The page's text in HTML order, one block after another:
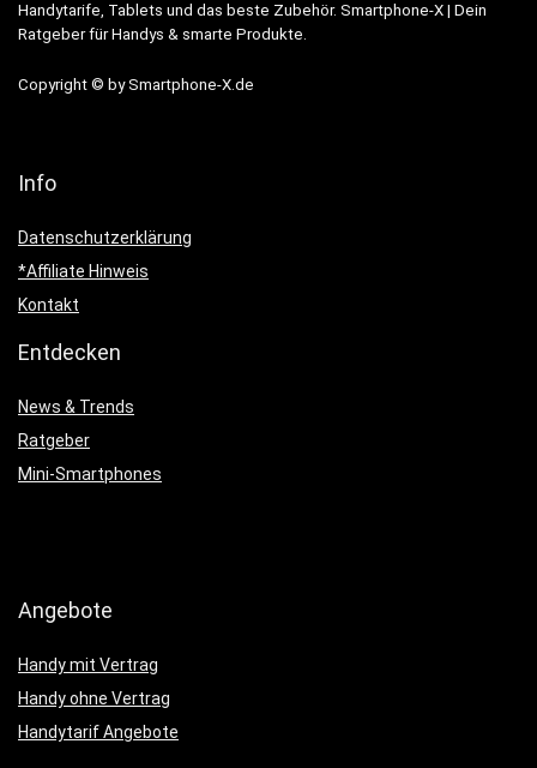
Handytarife, Tablets und das beste Zubehör. Smartphone-X | Dein
Ratgeber für Handys & smarte Produkte.
Copyright © by Smartphone-X.de
Info
Datenschutzerklärung
*Affiliate Hinweis
Kontakt
Entdecken
News & Trends
Ratgeber
Mini-Smartphones
Angebote
Handy mit Vertrag
Handy ohne Vertrag
Handytarif Angebote